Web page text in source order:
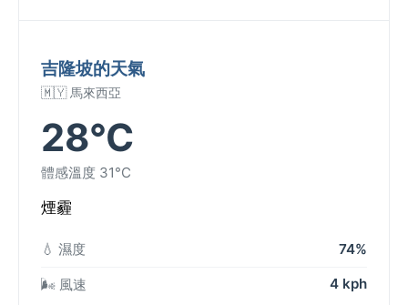
吉隆坡的天氣
🇲🇾 馬來西亞
28°C
體感溫度 31°C
煙霾
💧 濕度 74%
🌬️ 風速 4 kph